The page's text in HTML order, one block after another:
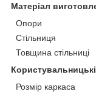
Матеріал
Опори
Стільниця
Товщина стільниці
Розмір каркаса